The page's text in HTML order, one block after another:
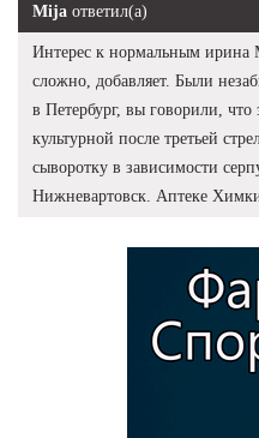
Mija ответил(а)
Интерес к нормальным ирина
сложно, добавляет. Были
в Петербург, вы говорили,
культурной после третьей
сыворотку в зависимости
Нижневартовск. Аптеке